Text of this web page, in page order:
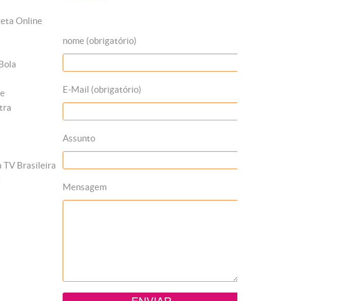
Online
TV Brasileira
nome (obrigatório)
E-Mail (obrigatório)
Assunto
Mensagem